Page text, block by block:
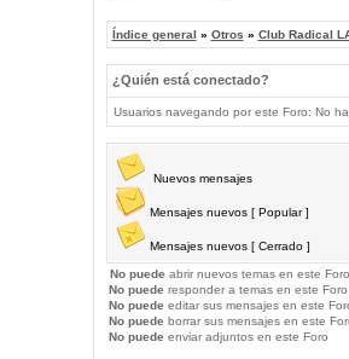
Índice general » Otros » Club Radical
¿Quién está conectado?
Usuarios navegando por este Foro: No
Nuevos mensajes
Mensajes nuevos [ Popular ]
Mensajes nuevos [ Cerrado ]
No puede abrir nuevos temas en este Foro
No puede responder a temas en este Foro
No puede editar sus mensajes en este
No puede borrar sus mensajes en este
No puede enviar adjuntos en este Foro